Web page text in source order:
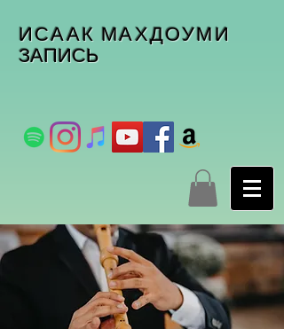
ИСААК МАХДОУМИ
ЗАПИСЬ